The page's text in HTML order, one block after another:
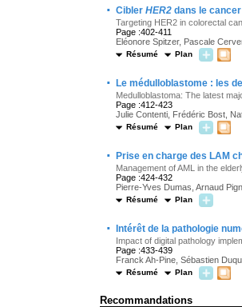
· Cibler HER2 dans le
Targeting HER2 in colorectal
Page :402-411
Eléonore Spitzer, Pascale
Résumé Plan
· Le médulloblastome : les
Medulloblastoma: The latest
Page :412-423
Julie Contenti, Frédéric Bost,
Résumé Plan
· Prise en charge des LAM
Management of AML in the
Page :424-432
Pierre-Yves Dumas, Arnaud
Résumé Plan
· Intérêt de la pathologie
Impact of digital pathology
Page :433-439
Franck Ah-Pine, Sébastien
Résumé Plan
Recommandations